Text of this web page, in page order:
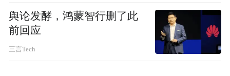
在圆桌交流环节，山西美锦能源董事长姚锦
龙、上海氢晨科技董事长易培云、北京天海
氢能总经理张增营、山西鹏飞集团副总裁郑
舆论发酵，鸿蒙智行删了此
前回应
三言Tech